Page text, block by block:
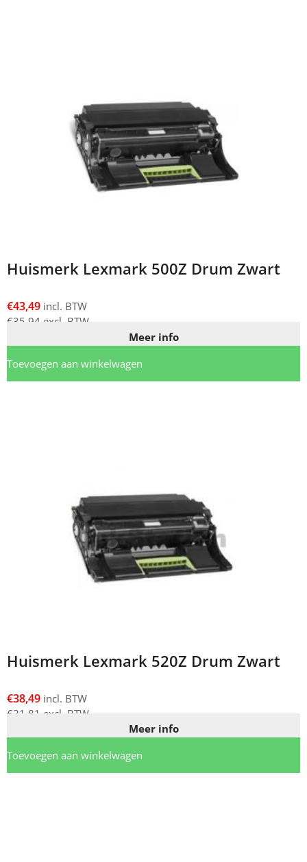
Huismerk Lexmark 500Z Drum Zwart
€43,49 incl. BTW
€35,94 excl. BTW
Meer info
Toevoegen aan winkelwagen
Huismerk Lexmark 520Z Drum Zwart
€38,49 incl. BTW
€31,81 excl. BTW
Meer info
Toevoegen aan winkelwagen